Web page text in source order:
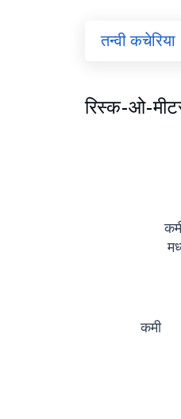
तन्वी कचेरिया
रिस्क-ओ-
कमी